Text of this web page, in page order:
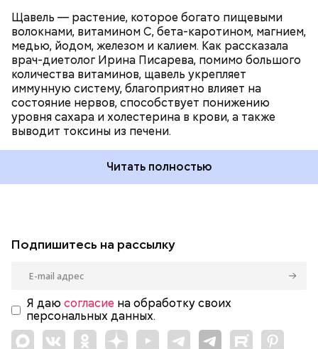
Щавель — растение, которое богато пищевыми
волокнами, витамином С, бета-каротином, магнием,
медью, йодом, железом и калием. Как рассказала
врач-диетолог Ирина Писарева, помимо большого
количества витаминов, щавель укрепляет
иммунную систему, благоприятно влияет на
состояние нервов, способствует понижению
уровня сахара и холестерина в крови, а также
выводит токсины из печени.
Читать полностью
Подпишитесь на рассылку
Я даю согласие на обработку своих
персональных данных.